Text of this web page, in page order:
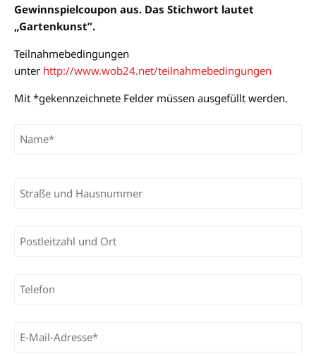
Gewinnspielcoupon aus. Das Stichwort lautet
„Gartenkunst”.
Teilnahmebedingungen
unter http://www.wob24.net/teilnahmebedingungen
Mit *gekennzeichnete Felder müssen ausgefüllt werden.